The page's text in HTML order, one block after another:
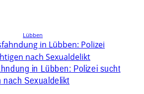
Lübben
in Lübben: Polizei sucht
nach Sexualdelikt